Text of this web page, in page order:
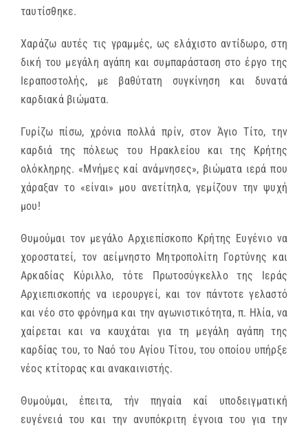
ταυτίσθηκε.
Χαράζω αυτές τις γραμμές, ως ελάχιστο αντίδωρο, στη
δική του μεγάλη αγάπη και συμπαράσταση στο έργο της
Ιεραποστολής, με βαθύτατη συγκίνηση και δυνατά
καρδιακά βιώματα.
Γυρίζω πίσω, χρόνια πολλά πρίν, στον Άγιο Τίτο, την
καρδιά της πόλεως του Ηρακλείου και της Κρήτης
ολόκληρης. «Μνήμες καί ανάμνησες», βιώματα ιερά που
χάραξαν το «είναι» μου ανετίτηλα, γεμίζουν την ψυχή
μου!
Θυμούμαι τον μεγάλο Αρχιεπίσκοπο Κρήτης Ευγένιο να
χοροστατεί, τον αείμνηστο Μητροπολίτη Γορτύνης και
Αρκαδίας Κύριλλο, τότε Πρωτοσύγκελλο της Ιεράς
Αρχιεπισκοπής να ιερουργεί, και τον πάντοτε γελαστό
και νέο στο φρόνημα και την αγωνιστικότητα, π. Ηλία, να
χαίρεται και να καυχάται για τη μεγάλη αγάπη της
καρδίας του, το Ναό του Αγίου Τίτου, του οποίου υπήρξε
νέος κτίτορας και ανακαινιστής.
Θυμούμαι, έπειτα, τήν πηγαία καί υποδειγματική
ευγένειά του και την ανυπόκριτη έγνοια του για την